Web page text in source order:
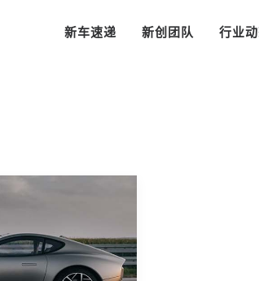
新车速递 新创团队 行业